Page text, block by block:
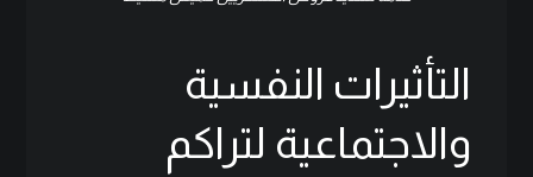
التأثيرات النفسية
والاجتماعية لتراكم